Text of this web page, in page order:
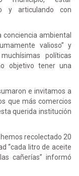
y articulando con
conciencia ambiental
valioso” y
políticas
objetivo tener una
e invitamos a
que más comercios
querida institución
recolectado 20
“cada litro de aceite
cañerías” informó